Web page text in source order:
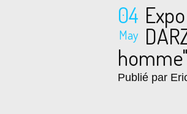
04
May
homme"
Publié par